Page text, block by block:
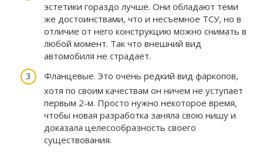
эстетики гораздо лучше. Они обладают теми
же достоинствами, что и несъемное ТСУ, но в
отличие от него конструкцию можно снимать в
любой момент. Так что внешний вид
автомобиля не страдает.
Фланцевые. Это очень редкий вид фаркопов,
хотя по своим качествам он ничем не уступает
первым 2-м. Просто нужно некоторое время,
чтобы новая разработка заняла свою нишу и
доказала целесообразность своего
существования.